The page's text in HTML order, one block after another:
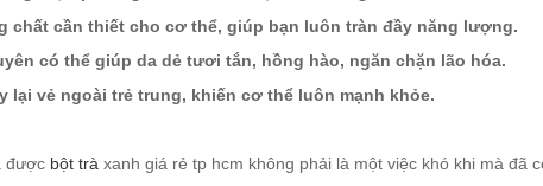
cần thiết cho cơ thể, giúp bạn luôn tràn đầy năng lượng.
có thể giúp da dẻ tươi tắn, hồng hào, ngăn chặn lão hóa.
vẻ ngoài trẻ trung, khiến cơ thể luôn mạnh khỏe.
được bột trà xanh giá rẻ tp hcm không phải là một việc khó khi mà đã